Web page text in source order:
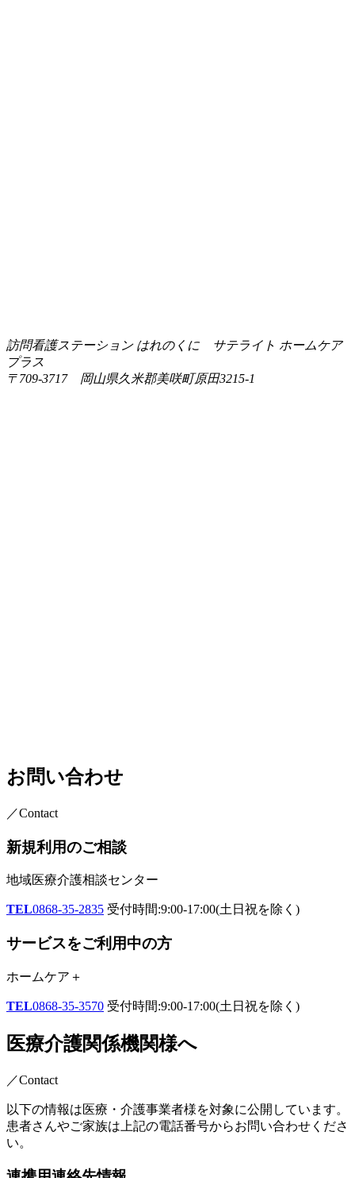
訪問看護ステーション はれのくに サテライト ホームケア
プラス
〒709-3717 岡山県久米郡美咲町原田3215-1
お問い合わせ
／Contact
新規利用のご相談
地域医療介護相談センター
TEL0868-35-2835 受付時間:9:00-17:00(土日祝を除く)
サービスをご利用中の方
ホームケア ＋
TEL0868-35-3570 受付時間:9:00-17:00(土日祝を除く)
医療介護関係機関様へ
／Contact
以下の情報は医療・介護事業者様を対象に公開しています。
患者さんやご家族は上記の電話番号からお問い合わせくださ
い。